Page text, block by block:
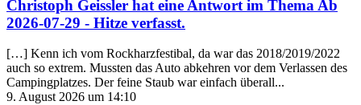
Christoph Geissler hat eine Antwort im Thema Ab
2026-07-29 - Hitze verfasst.
[…] Kenn ich vom Rockharzfestibal, da war das 2018/2019/2022
auch so extrem. Mussten das Auto abkehren vor dem Verlassen des
Campingplatzes. Der feine Staub war einfach überall...
9. August 2026 um 14:10